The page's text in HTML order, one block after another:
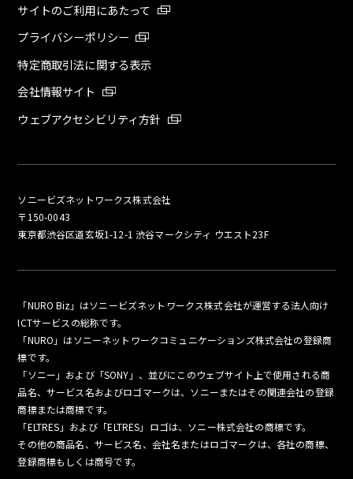
サイトのご利用にあたって
プライバシーポリシー
特定商取引法に関する表示
会社情報サイト
ウェブアクセシビリティ方針
ソニービズネットワークス株式会社
〒150-0043
東京都渋谷区道玄坂1-12-1 渋谷マークシティ ウエスト23F
「NURO Biz」はソニービズネットワークス株式会社が運営する法人向け
ICTサービスの総称です。
「NURO」はソニーネットワークコミュニケーションズ株式会社の登録商
標です。
「ソニー」および「SONY」、並びにこのウェブサイト上で使用される商
品名、サービス名およびロゴマークは、ソニーまたはその関連会社の登録
商標または商標です。
「ELTRES」および「ELTRES」ロゴは、ソニー株式会社の商標です。
その他の商品名、サービス名、会社名またはロゴマークは、各社の商標、
登録商標もしくは商号です。